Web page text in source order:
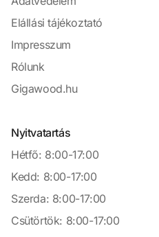
Elállási tájékoztató
Impresszum
Rólunk
Gigawood.hu
Nyitvatartás
Hétfő: 8:00-17:00
Kedd: 8:00-17:00
Szerda: 8:00-17:00
Csütörtök: 8:00-17:00